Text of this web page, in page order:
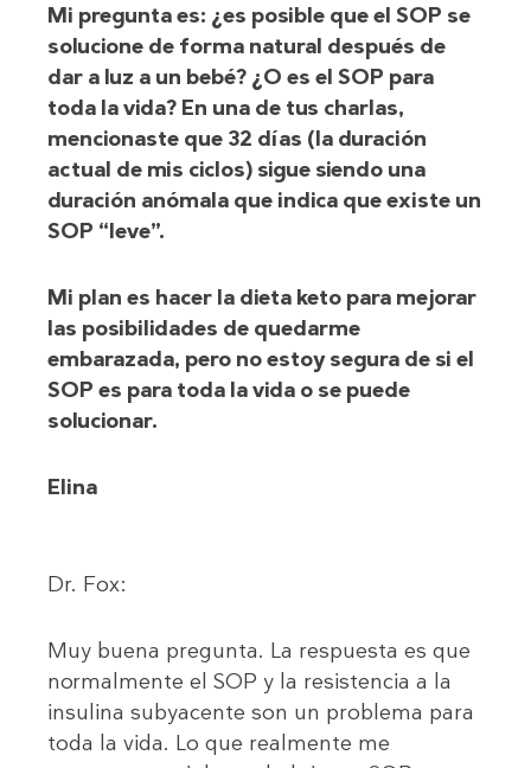
Mi pregunta es: ¿es posible que el SOP se
solucione de forma natural después de
dar a luz a un bebé? ¿O es el SOP para
toda la vida? En una de tus charlas,
mencionaste que 32 días (la duración
actual de mis ciclos) sigue siendo una
duración anómala que indica que existe un
SOP “leve”.
Mi plan es hacer la dieta keto para mejorar
las posibilidades de quedarme
embarazada, pero no estoy segura de si el
SOP es para toda la vida o se puede
solucionar.
Elina
Dr. Fox:
Muy buena pregunta. La respuesta es que
normalmente el SOP y la resistencia a la
insulina subyacente son un problema para
toda la vida. Lo que realmente me